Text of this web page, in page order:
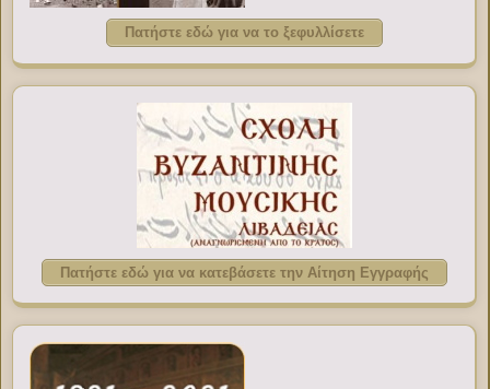
Πατήστε εδώ για να το ξεφυλλίσετε
Πατήστε εδώ για να κατεβάσετε την Αίτηση Εγγραφής